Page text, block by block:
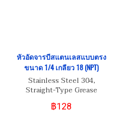
หัวอัดจารบีสแตนเลสแบบตรง
ขนาด 1/4 เกลียว 18 (NPT)
Stainless Steel 304,
Straight-Type Grease
Nipple 1/4 เกลียว 18
฿128